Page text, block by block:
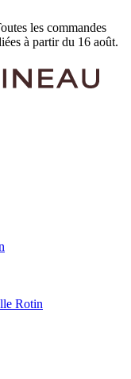
les commandes
à partir du 16 août.
Rotin